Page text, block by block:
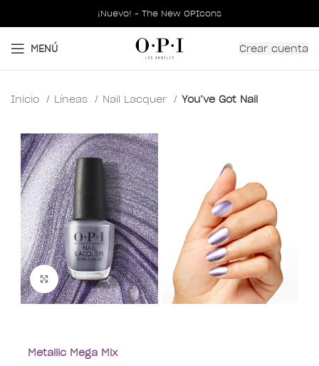
¡Nuevo! - The New OPIcons
MENÚ Crear cuenta
Inicio Líneas Nail Lacquer You’ve Got Nail
Clic para ampliar
Metallic Mega Mix